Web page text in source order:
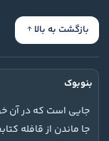
بازگشت به بالا
بنوبوک
جایی است که در آن
جا ماندن از قافله